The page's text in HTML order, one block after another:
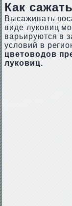
Как
Высаживать
виде луковиц
варьируются в
условий в
цветоводов
луковиц.